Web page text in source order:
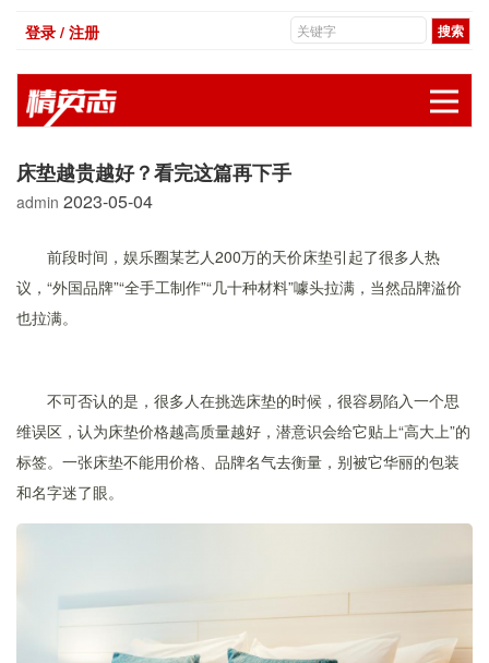
登录 / 注册
床垫越贵越好？看完这篇再下手
admin 2023-05-04
前段时间，娱乐圈某艺人200万的天价床垫引起了很多人热
议，“外国品牌”“全手工制作”“几十种材料”噱头拉满，当然品牌溢价
也拉满。
不可否认的是，很多人在挑选床垫的时候，很容易陷入一个思
维误区，认为床垫价格越高质量越好，潜意识会给它贴上“高大上”的
标签。一张床垫不能用价格、品牌名气去衡量，别被它华丽的包装
和名字迷了眼。